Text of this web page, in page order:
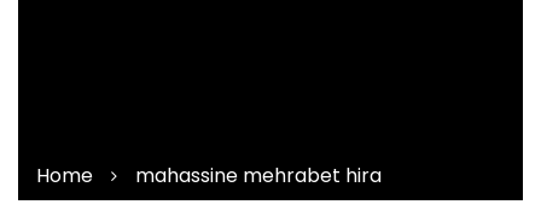
Home mahassine mehrabet hira